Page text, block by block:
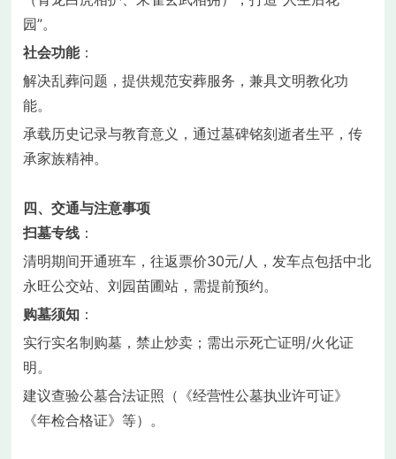
园”。
社会功能：
解决乱葬问题，提供规范安葬服务，兼具文明教化功
能。
承载历史记录与教育意义，通过墓碑铭刻逝者生平，传
承家族精神。
四、交通与注意事项
扫墓专线 ：
清明期间开通班车，往返票价30元/人，发车点包括中北
永旺公交站、刘园苗圃站，需提前预约。
购墓须知 ：
实行实名制购墓，禁止炒卖；需出示死亡证明/火化证
明。
建议查验公墓合法证照（《经营性公墓执业许可证》
《年检合格证》等）。